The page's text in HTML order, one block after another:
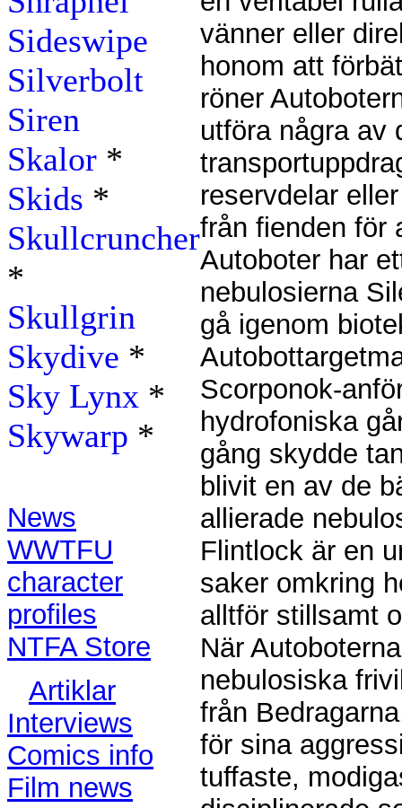
Sideswipe
Silverbolt
Siren
Skalor *
Skids *
Skullcruncher
*
Skullgrin
Skydive *
Sky Lynx *
Skywarp *
News
WWTFU
character
profiles
NTFA Store
Artiklar
Interviews
Comics info
Film news
vänner eller
honom att
röner
utföra några av
reservdelar
från fienden för
Autoboter har
nebulosierna
gå igenom
Scorponok-
hydrofoniska
gång skydde
blivit en av de
allierade
Flintlock är en
saker omkring
alltför stillsamt
När
nebulosiska
från
för sina
tuffaste,